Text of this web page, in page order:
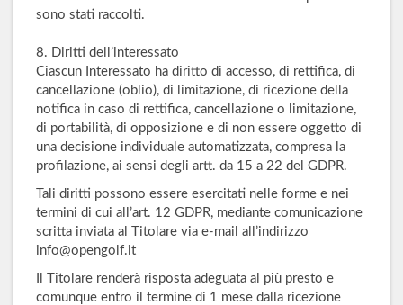
sono stati raccolti.
8. Diritti dell’interessato
Ciascun Interessato ha diritto di accesso, di rettifica, di
cancellazione (oblio), di limitazione, di ricezione della
notifica in caso di rettifica, cancellazione o limitazione,
di portabilità, di opposizione e di non essere oggetto di
una decisione individuale automatizzata, compresa la
profilazione, ai sensi degli artt. da 15 a 22 del GDPR.
Tali diritti possono essere esercitati nelle forme e nei
termini di cui all’art. 12 GDPR, mediante comunicazione
scritta inviata al Titolare via e-mail all’indirizzo
info@opengolf.it
Il Titolare renderà risposta adeguata al più presto e
comunque entro il termine di 1 mese dalla ricezione